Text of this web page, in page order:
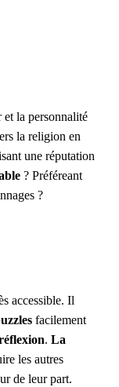
et la personnalité
la religion en
une réputation
? Préféreant
?
accessible. Il
facilement
. La
les autres
de leur part.